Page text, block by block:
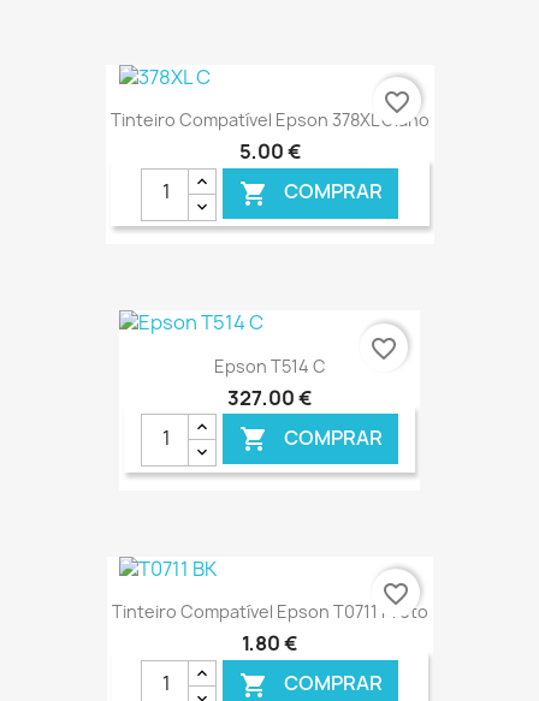
€ ONLINE
Tinteiro Compatível Epson 378XL Ciano
5,00 €
 COMPRAR
€ ONLINE
favorite_border
Epson T514 C
327,00 €
 COMPRAR
€ ONLINE
favorite_border
Tinteiro Compatível Epson T0711 Preto
1,80 €
 COMPRAR
favorite_border